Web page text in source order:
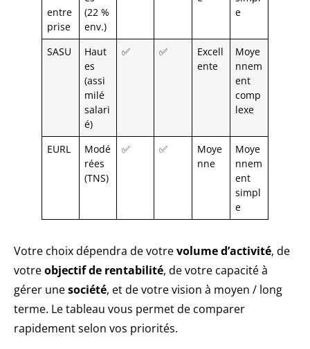
entre
prise
(22 %
env.)
e
SASU
Haut
es
(assi
milé
salari
é)
✅ ✅
Excell
ente
Moye
nnem
ent
comp
lexe
EURL
Modé
rées
(TNS)
✅ ✅
Moye
nne
Moye
nnem
ent
simpl
e
Votre choix dépendra de votrevolume d’activité, de
votreobjectif de rentabilité, de votre capacité à
gérer unesociété, et de votre vision à moyen / long
terme. Le tableau vous permet de comparer
rapidement selon vos priorités.